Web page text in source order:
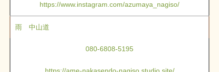
https://www.instagram.com/azumaya_nagiso/
雨 中山道
080-6808-5195